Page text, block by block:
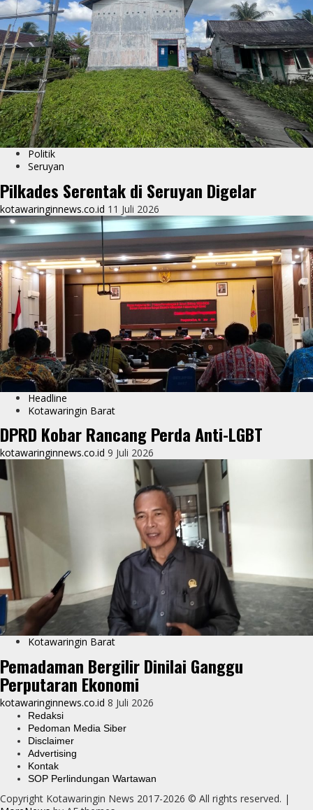
Politik
Seruyan
Pilkades Serentak di Seruyan Digelar
kotawaringinnews.co.id 11 Juli 2026
Headline
Kotawaringin Barat
DPRD Kobar Rancang Perda Anti-LGBT
kotawaringinnews.co.id 9 Juli 2026
Kotawaringin Barat
Pemadaman Bergilir Dinilai Ganggu
Perputaran Ekonomi
kotawaringinnews.co.id 8 Juli 2026
Redaksi
Pedoman Media Siber
Disclaimer
Advertising
Kontak
SOP Perlindungan Wartawan
Copyright Kotawaringin News 2017-2026 © All rights reserved. |